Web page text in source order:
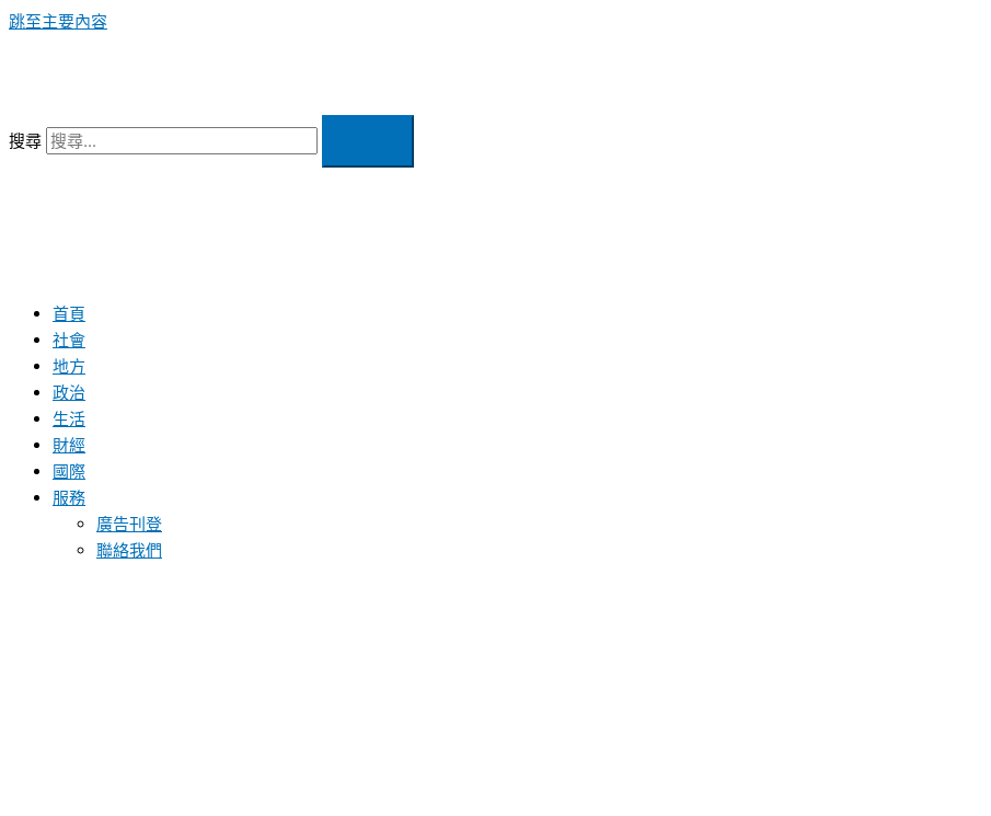
跳至主要內容
搜尋
首頁
社會
地方
政治
生活
財經
國際
服務
廣告刊登
聯絡我們